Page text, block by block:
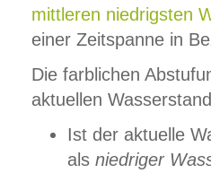
mittleren niedrigsten
einer Zeitspanne in
Die farblichen
aktuellen
Ist der aktuelle
als niedriger